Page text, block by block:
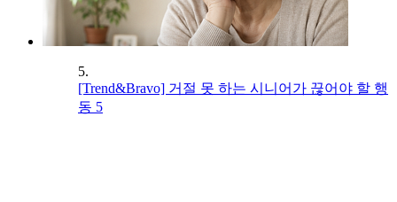
5.
[Trend&Bravo] 거절 못 하는 시니어가 끊어야 할 행
동 5